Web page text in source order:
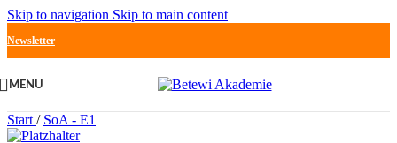
Skip to navigation Skip to main content
Newsletter
MENU
Start / SoA - E1